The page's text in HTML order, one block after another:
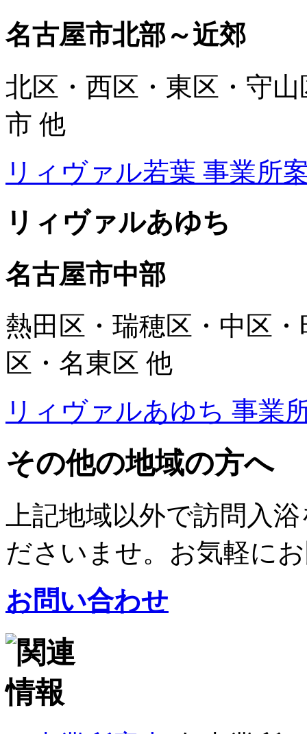
名古屋市北部～近郊
北区・西区・東区・守
市 他
リィヴァル若葉 事業所
リィヴァルあゆち
名古屋市中部
熱田区・瑞穂区・中区
区・名東区 他
リィヴァルあゆち 事業
その他の地域の方へ
上記地域以外で訪問入
ださいませ。お気軽に
お問い合わせ